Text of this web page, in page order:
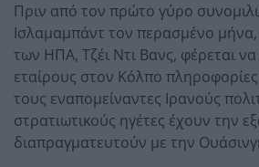
Πριν από τον πρώτο γύρο
Ισλαμαμπάντ τον περασμένο
των ΗΠΑ, Τζέι Ντι Βανς, φέρεται
εταίρους στον Κόλπο πληροφορίες
τους εναπομείναντες Ιρανούς
στρατιωτικούς ηγέτες έχουν την
διαπραγματευτούν με την